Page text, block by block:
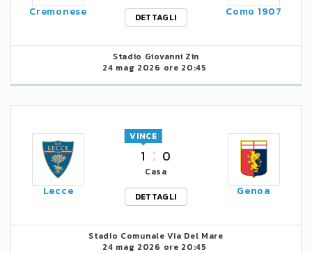
Cremonese
DETTAGLI
Como 1907
Stadio Giovanni Zin
24 mag 2026 ore 20:45
Lecce
1
VINCE
0
Casa
DETTAGLI
Genoa
Stadio Comunale Via Del Mare
24 mag 2026 ore 20:45